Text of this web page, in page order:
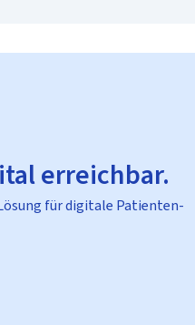
erreichbar.
für digitale Patienten-